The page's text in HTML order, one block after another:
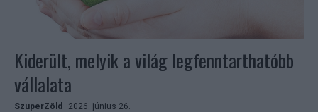
Kiderült, melyik a világ legfenntarthatóbb
vállalata
SzuperZöld 2026. június 26.